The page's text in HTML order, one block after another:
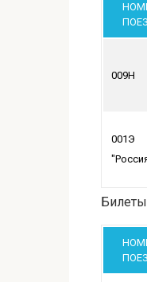
009Н
001Э